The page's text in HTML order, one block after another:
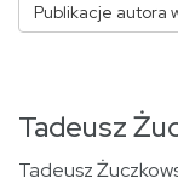
Publikacje autora
Tadeusz
Tadeusz